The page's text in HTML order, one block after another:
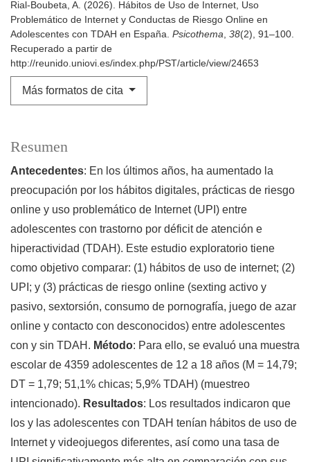
Rial-Boubeta, A. (2026). Hábitos de Uso de Internet, Uso
Problemático de Internet y Conductas de Riesgo Online en
Adolescentes con TDAH en España. Psicothema 38(2), 91–100.
Recuperado a partir de
http://reunido.uniovi.es/index.php/PST/article/view/24653
Más formatos de cita
Resumen
Antecedentes: En los últimos años, ha aumentado la
preocupación por los hábitos digitales, prácticas de riesgo
online y uso problemático de Internet (UPI) entre
adolescentes con trastorno por déficit de atención e
hiperactividad (TDAH). Este estudio exploratorio tiene
como objetivo comparar: (1) hábitos de uso de internet; (2)
UPI; y (3) prácticas de riesgo online (sexting activo y
pasivo, sextorsión, consumo de pornografía, juego de azar
online y contacto con desconocidos) entre adolescentes
con y sin TDAH. Método: Para ello, se evaluó una muestra
escolar de 4359 adolescentes de 12 a 18 años (M = 14,79;
DT = 1,79; 51,1% chicas; 5,9% TDAH) (muestreo
intencionado). Resultados: Los resultados indicaron que
los y las adolescentes con TDAH tenían hábitos de uso de
Internet y videojuegos diferentes, así como una tasa de